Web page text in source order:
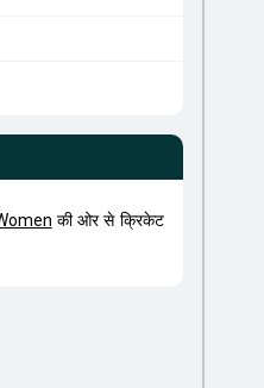
की ओर से क्रिकेट